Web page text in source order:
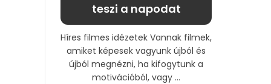
teszi a napodat
Híres filmes idézetek Vannak filmek,
amiket képesek vagyunk újból és
újból megnézni, ha kifogytunk a
motivációból, vagy ...